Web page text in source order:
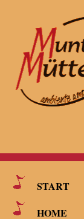
START
HOME